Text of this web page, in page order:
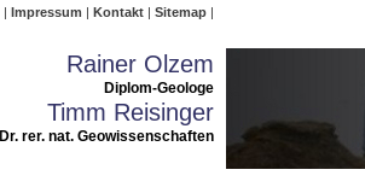
Impressum Kontakt Sitemap
Rainer Olzem
Diplom-Geologe
Timm Reisinger
Dr. rer. nat. Geowissenschaften